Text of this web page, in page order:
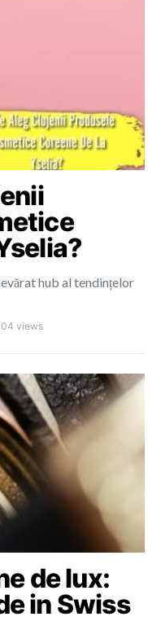
hub al tendințelor
views
de lux:
in Swiss